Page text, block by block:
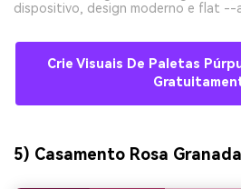
dispositivo, design moderno e flat --
Crie Visuais De Paletas
5) Casamento Rosa Granada